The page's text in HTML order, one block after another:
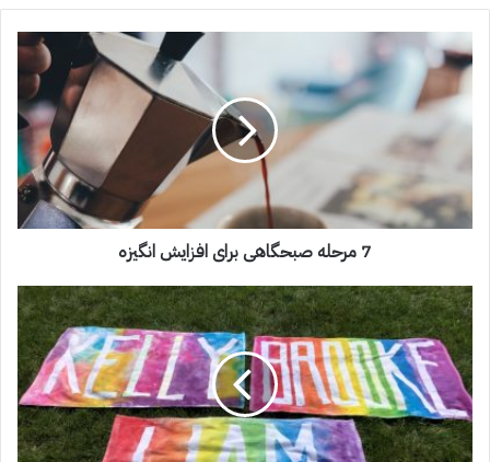
7 مرحله صبحگاهی برای افزایش انگیزه